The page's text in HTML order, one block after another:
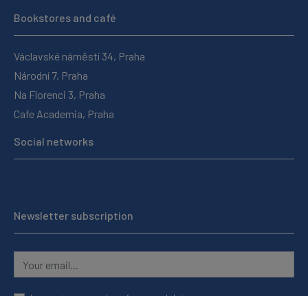
Bookstores and café
Václavské náměstí 34, Praha
Národní 7, Praha
Na Florenci 3, Praha
Cafe Academia, Praha
Social networks
Newsletter subscription